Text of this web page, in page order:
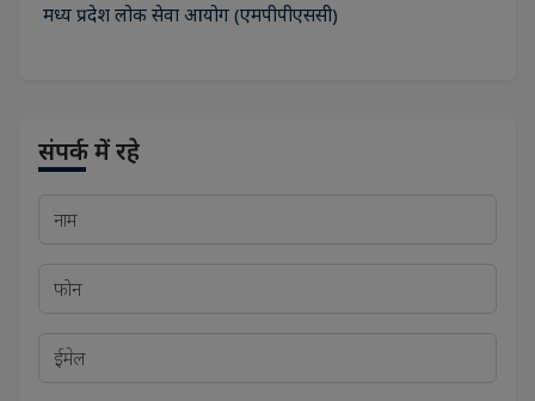
मध्य प्रदेश लोक सेवा आयोग (एमपीपीएससी)
संपर्क में रहे